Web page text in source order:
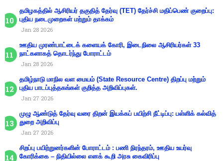
தமிழகத்தில் ஆசிரியர் தகுதித் தேர்வு (TET) தேர்ச்சி மதிப்பெண் குறைப்பு:
புதிய நடைமுறைகள் மற்றும் தாக்கம்
Jan 28 2026
ஊதிய முரண்பாட்டைக் களையக் கோரி, இடைநிலை ஆசிரியர்கள் 33
நாட்களாகத் தொடர்ந்து போராட்டம்
Jan 28 2026
தமிழ்நாடு மாநில வள மையம் (State Resource Centre) திறப்பு மற்றும்
புதிய பாடப்புத்தகங்கள் குறித்த அறிவிப்புகள்.
Jan 27 2026
முழு ஆண்டுத் தேர்வு வரை திறன் இயக்கப் பயிற்சி நீட்டிப்பு: பள்ளிக் கல்வித்
துறை அறிவிப்பு
Jan 27 2026
சிறப்பு பயிற்றுனர்களின் போராட்டம் : பணி நிரந்தரம், ஊதிய உயர்வு
கோரிக்கை – நிதியில்லை எனக் கூறி அரசு கைவிரிப்பு